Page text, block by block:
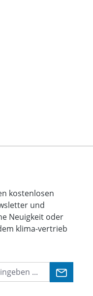
kostenlosen
und
Neuigkeit oder
klima-vertrieb